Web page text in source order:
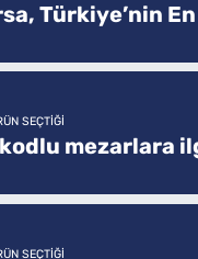
Türkiye’nin
SEÇTIĞI
kodlu mezarlara
SEÇTIĞI